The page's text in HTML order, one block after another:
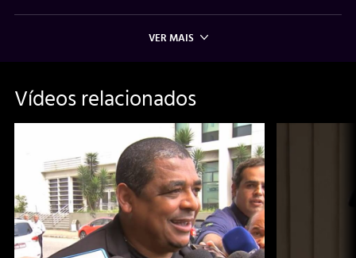
VER MAIS
Vídeos relacionados